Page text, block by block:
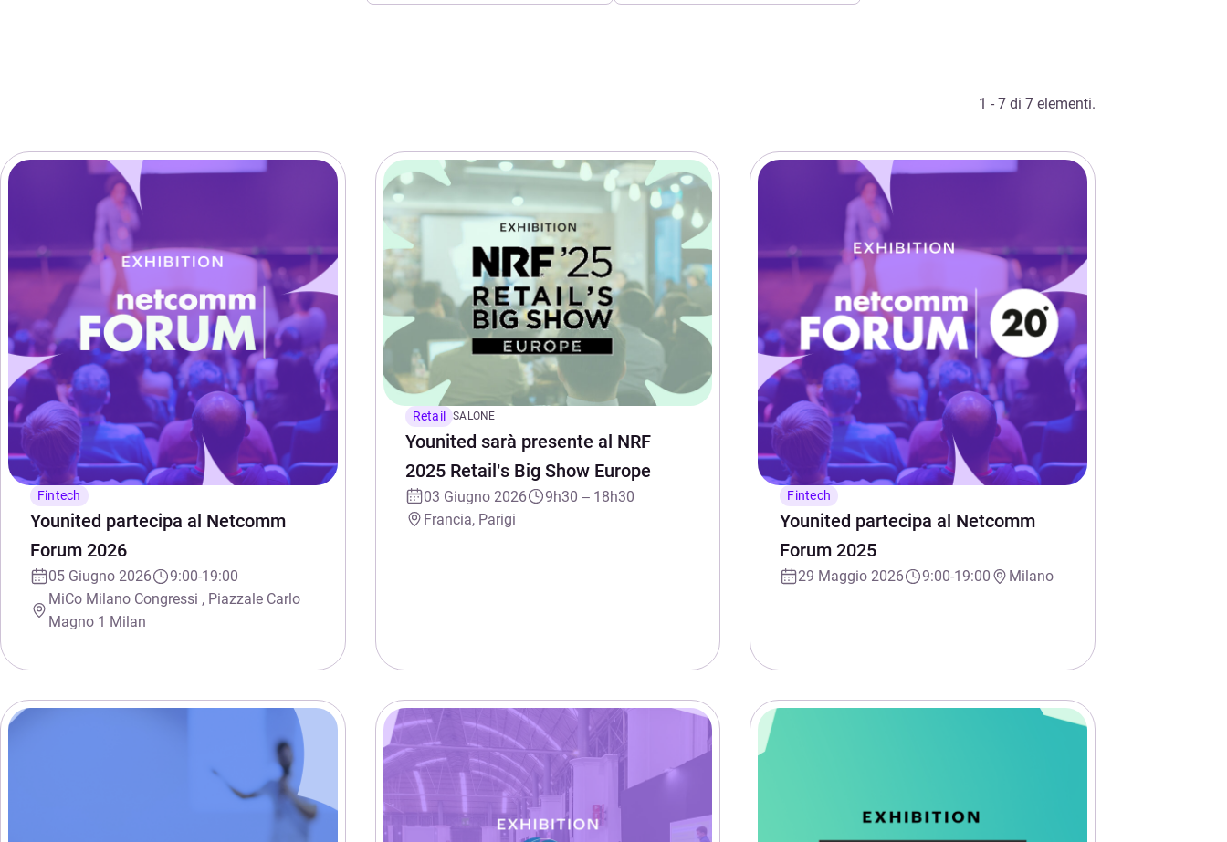
1 - 7 di 7 elementi.
Fintech
Younited partecipa al Netcomm
Forum 2026
05 Giugno 2026
9:00-19:00
MiCo Milano Congressi , Piazzale Carlo
Magno 1 Milan
Retail SALONE
Younited sarà presente al NRF
2025 Retail’s Big Show Europe
03 Giugno 2026
9h30 – 18h30
Francia, Parigi
Fintech
Younited partecipa al Netcomm
Forum 2025
29 Maggio 2026 9:00-19:00 Milano